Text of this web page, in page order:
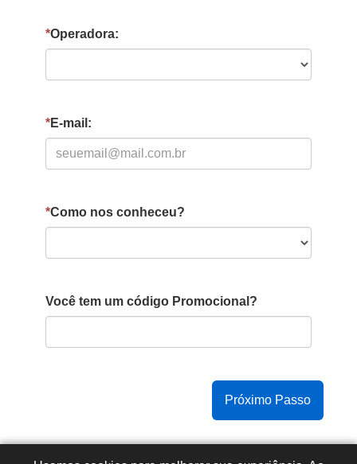
*Operadora:
*E-mail:
*Como nos conheceu?
Você tem um código Promocional?